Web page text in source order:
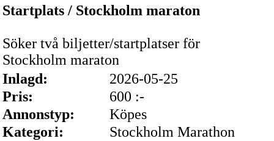
Startplats / Stockholm maraton
Söker två biljetter/startplatser för
Stockholm maraton
Inlagd:
2026-05-25
Pris:
600 :-
Annonstyp:
Köpes
Kategori:
Stockholm Marathon